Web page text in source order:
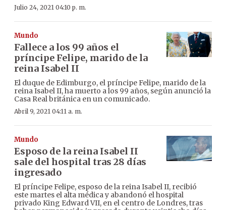
Julio 24, 2021 04:10 p. m.
Mundo
Fallece a los 99 años el
príncipe Felipe, marido de la
reina Isabel II
El duque de Edimburgo, el príncipe Felipe, marido de la
reina Isabel II, ha muerto a los 99 años, según anunció la
Casa Real británica en un comunicado.
Abril 9, 2021 04:11 a. m.
Mundo
Esposo de la reina Isabel II
sale del hospital tras 28 días
ingresado
El príncipe Felipe, esposo de la reina Isabel II, recibió
este martes el alta médica y abandonó el hospital
privado King Edward VII, en el centro de Londres, tras